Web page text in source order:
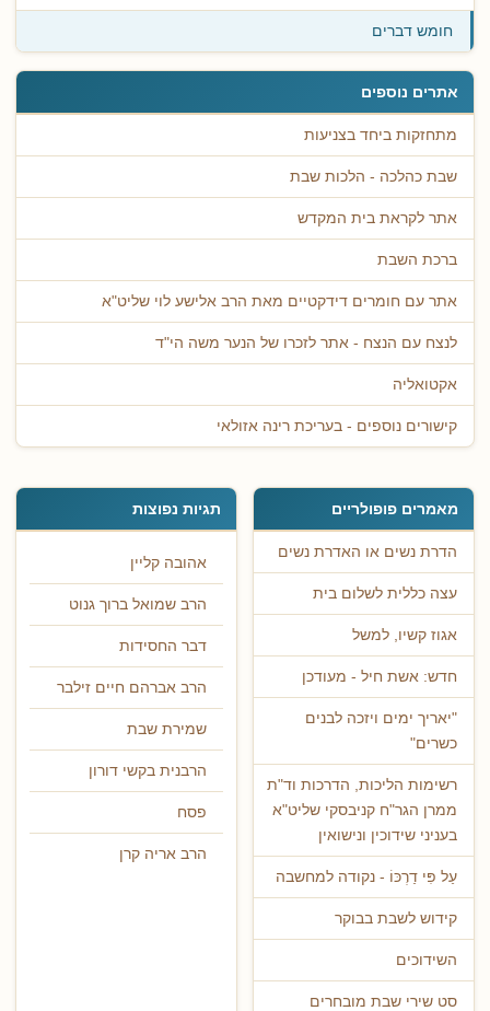
חומש דברים
אתרים נוספים
מתחזקות ביחד בצניעות
שבת כהלכה - הלכות שבת
אתר לקראת בית המקדש
ברכת השבת
אתר עם חומרים דידקטיים מאת הרב אלישע לוי שליט"א
לנצח עם הנצח - אתר לזכרו של הנער משה הי"ד
אקטואליה
קישורים נוספים - בעריכת רינה אזולאי
מאמרים פופולריים
הדרת נשים או האדרת נשים
עצה כללית לשלום בית
אגוז קשיו, למשל
חדש: אשת חיל - מעודכן
"יאריך ימים ויזכה לבנים
כשרים"
רשימות הליכות, הדרכות וד"ת
ממרן הגר"ח קניבסקי שליט"א
בעניני שידוכין ונישואין
עַל פִּי דַרְכּוֹ - נקודה למחשבה
קידוש לשבת בבוקר
השידוכים
סט שירי שבת מובחרים
תגיות נפוצות
אהובה קליין
הרב שמואל ברוך גנוט
דבר החסידות
הרב אברהם חיים זילבר
שמירת שבת
הרבנית בקשי דורון
פסח
הרב אריה קרן